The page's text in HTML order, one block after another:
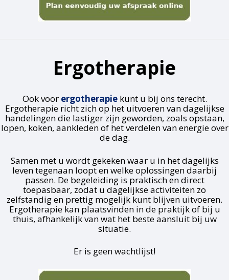
Ergotherapie
Ook voor ergotherapie kunt u bij ons terecht.
Ergotherapie richt zich op het uitvoeren van dagelijkse
handelingen die lastiger zijn geworden, zoals opstaan,
lopen, koken, aankleden of het verdelen van energie over
de dag.
Samen met u wordt gekeken waar u in het dagelijks
leven tegenaan loopt en welke oplossingen daarbij
passen. De begeleiding is praktisch en direct
toepasbaar, zodat u dagelijkse activiteiten zo
zelfstandig en prettig mogelijk kunt blijven uitvoeren.
Ergotherapie kan plaatsvinden in de praktijk of bij u
thuis, afhankelijk van wat het beste aansluit bij uw
situatie.
Er is geen wachtlijst!